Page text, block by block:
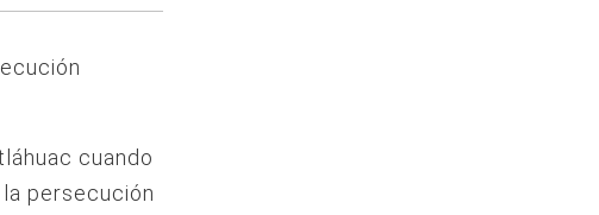
cuando
persecución